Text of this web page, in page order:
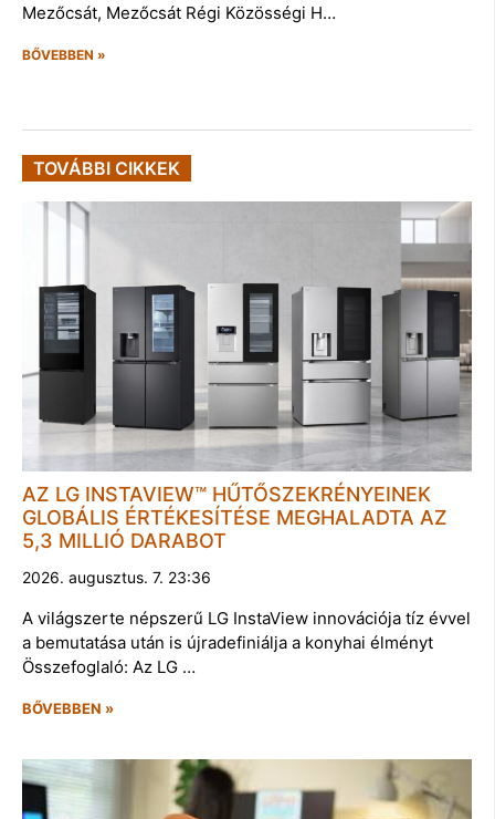
Mezőcsát, Mezőcsát Régi Közösségi H…
BŐVEBBEN »
TOVÁBBI CIKKEK
AZ LG INSTAVIEW™ HŰTŐSZEKRÉNYEINEK
GLOBÁLIS ÉRTÉKESÍTÉSE MEGHALADTA AZ
5,3 MILLIÓ DARABOT
2026. augusztus. 7. 23:36
A világszerte népszerű LG InstaView innovációja tíz évvel
a bemutatása után is újradefiniálja a konyhai élményt
Összefoglaló: Az LG …
BŐVEBBEN »